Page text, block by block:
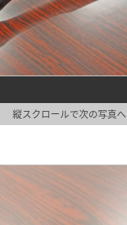
縦スクロールで次の写真へ